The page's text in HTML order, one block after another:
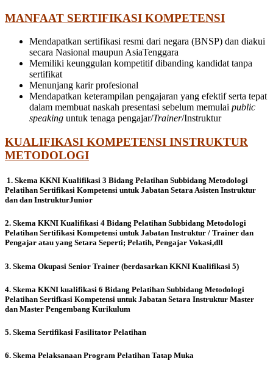
MANFAAT SERTIFIKASI KOMPETENSI
Mendapatkan sertifikasi resmi dari negara (BNSP) dan diakui
secara Nasional maupun AsiaTenggara
Memiliki keunggulan kompetitif dibanding kandidat tanpa
sertifikat
Menunjang karir profesional
Mendapatkan keterampilan pengajaran yang efektif serta tepat
dalam membuat naskah presentasi sebelum memulai public
speaking untuk tenaga pengajar/Trainer/Instruktur
KUALIFIKASI KOMPETENSI INSTRUKTUR
METODOLOGI
1. Skema KKNI Kualifikasi 3 Bidang Pelatihan Subbidang Metodologi
Pelatihan Sertifikasi Kompetensi untuk Jabatan Setara Asisten Instruktur
dan dan InstrukturJunior
2. Skema KKNI Kualifikasi 4 Bidang Pelatihan Subbidang Metodologi
Pelatihan Sertifikasi Kompetensi untuk Jabatan Instruktur / Trainer dan
Pengajar atau yang Setara Seperti; Pelatih, Pengajar Vokasi,dll
3. Skema Okupasi Senior Trainer (berdasarkan KKNI Kualifikasi 5)
4. Skema KKNI kualifikasi 6 Bidang Pelatihan Subbidang Metodologi
Pelatihan Sertifkasi Kompetensi untuk Jabatan Setara Instruktur Master
dan Master Pengembang Kurikulum
5. Skema Sertifikasi Fasilitator Pelatihan
6. Skema Pelaksanaan Program Pelatihan Tatap Muka